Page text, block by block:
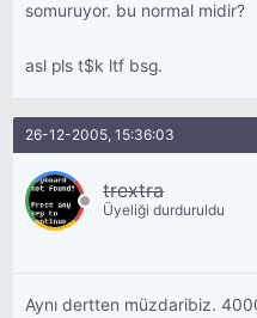
somuruyor. bu normal midir?
asl pls t$k ltf bsg.
26-12-2005, 15:36:03
trextra
Üyeliği durduruldu
Aynı dertten müzdaribiz.